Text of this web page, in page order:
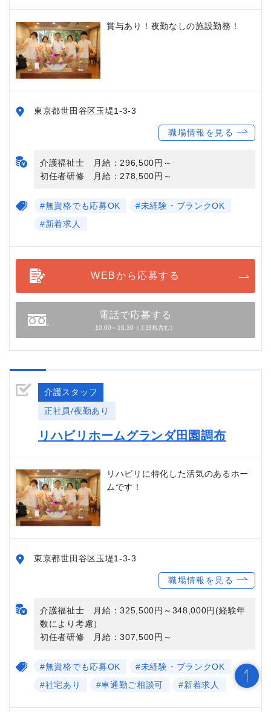
賞与あり！夜勤なしの施設勤務！
東京都世田谷区玉堤1-3-3
職場情報を見る
介護福祉士 月給：296,500円～
初任者研修 月給：278,500円～
#無資格でも応募OK
#未経験・ブランクOK
#新着求人
WEBから応募する
電話で応募する
10:00～18:30（土日祝含む）
介護スタッフ
正社員/夜勤あり
リハビリホームグランダ田園調布
リハビリに特化した活気のあるホー
ムです！
東京都世田谷区玉堤1-3-3
職場情報を見る
介護福祉士 月給：325,500円～348,000円(経験年
数により考慮）
初任者研修 月給：307,500円～
#無資格でも応募OK
#未経験・ブランクOK
#社宅あり
#車通勤ご相談可 #新着求人